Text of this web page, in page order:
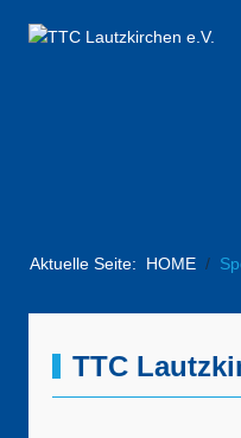
Aktuelle Seite: HOME
TTC